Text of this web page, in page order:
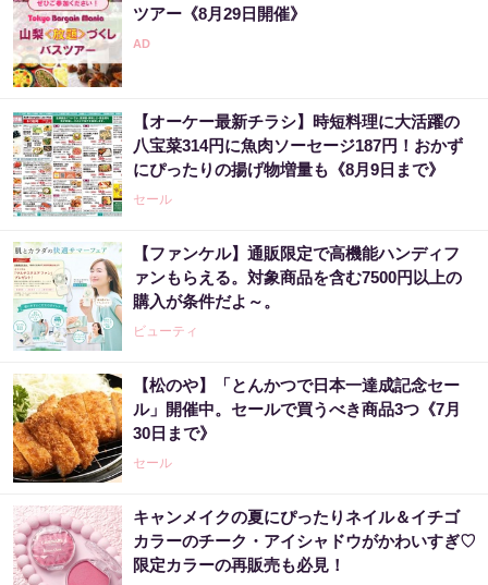
ツアー《8月29日開催》
【オーケー最新チラシ】時短料理に大活躍の
八宝菜314円に魚肉ソーセージ187円！おかず
にぴったりの揚げ物増量も《8月9日まで》
セール
【ファンケル】通販限定で高機能ハンディフ
ァンもらえる。対象商品を含む7500円以上の
購入が条件だよ～。
ビューティ
【松のや】「とんかつで日本一達成記念セー
ル」開催中。セールで買うべき商品3つ《7月
30日まで》
セール
キャンメイクの夏にぴったりネイル＆イチゴ
カラーのチーク・アイシャドウがかわいすぎ♡
限定カラーの再販売も必見！